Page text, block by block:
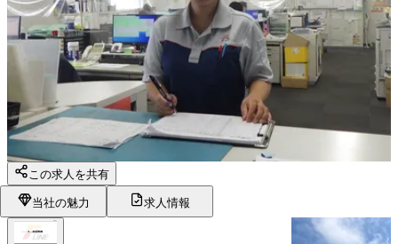
この求人を共有
当社の魅力 求人情報